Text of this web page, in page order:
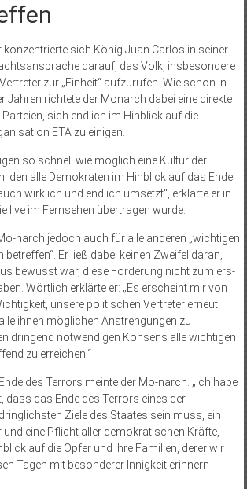
konzentrierte sich König Juan Carlos in seiner
darauf, das Volk, insbesondere
zur „Einheit“ aufzurufen. Wie schon in
Jahren richtete der Monarch dabei eine direkte
sich endlich im Hinblick auf die
ETA zu einigen.
so schnell wie möglich eine Kultur der
den alle Demokraten im Hinblick auf das Ende
wirklich und endlich umsetzt“, erklärte er in
live im Fernsehen übertragen wurde.
narch jedoch auch für alle anderen „wichtigen
betreffen“. Er ließ dabei keinen Zweifel daran,
bewusst war, diese Forderung nicht zum ers­
Wörtlich erklärte er: „Es erscheint mir von
unsere politischen Vertreter erneut
ihnen möglichen Anstrengungen zu
dringend notwendigen Konsens alle wichtigen
zu erreichen.“
des Terrors meinte der Mo-narch. „Ich habe
dass das Ende des Terrors eines der
Ziele des Staates sein muss, ein
eine Pflicht aller demokratischen Kräfte,
auf die Opfer und ihre Familien, derer wir
Tagen mit besonderer Innigkeit erinnern